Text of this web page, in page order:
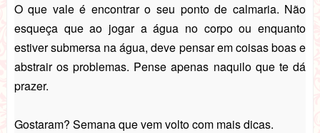
O que vale é encontrar o seu ponto de calmaria. Não
esqueça que ao jogar a água no corpo ou enquanto
estiver submersa na água, deve pensar em coisas boas e
abstrair os problemas. Pense apenas naquilo que te dá
prazer.
Gostaram? Semana que vem volto com mais dicas.